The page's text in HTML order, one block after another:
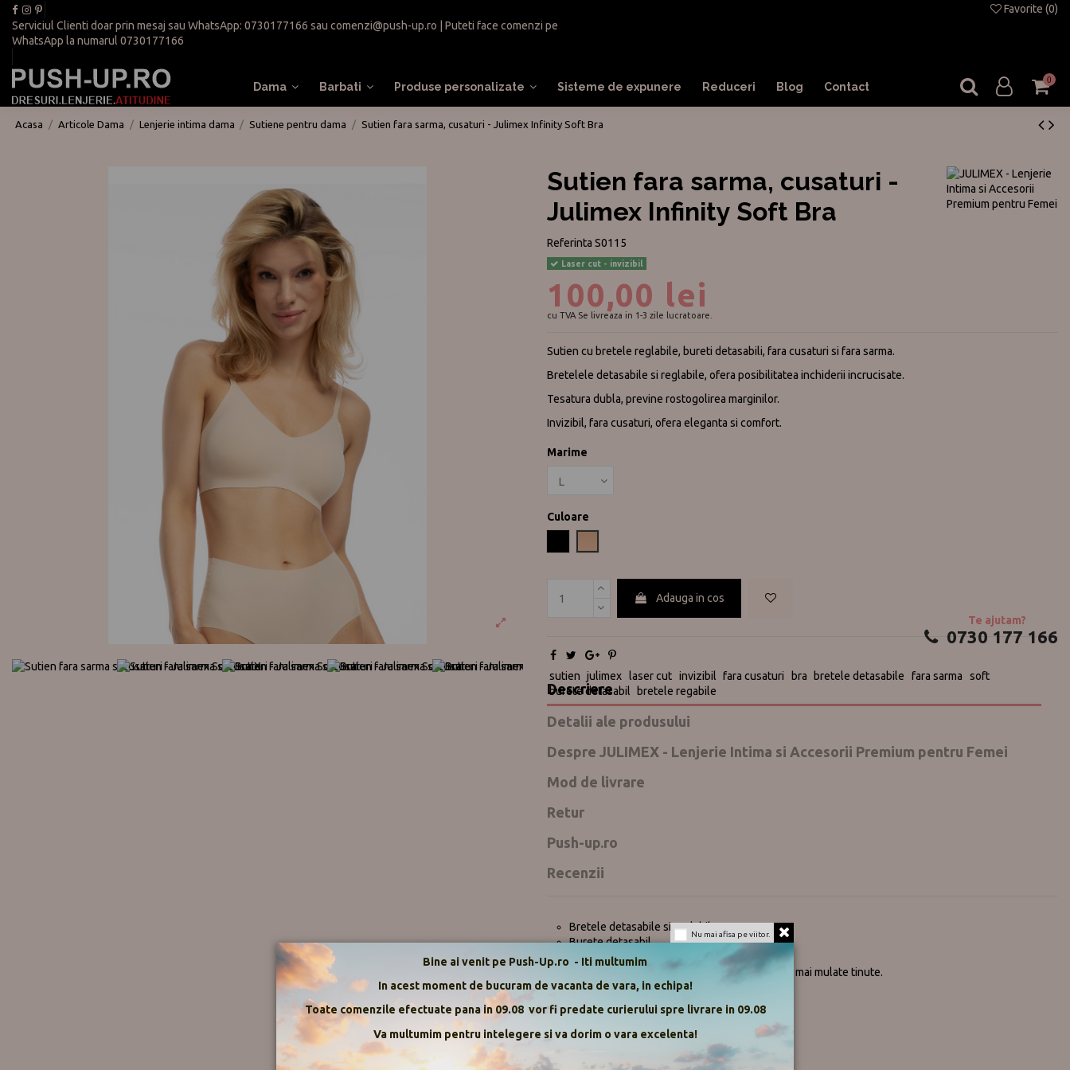
Serviciul Clienti doar prin mesaj sau WhatsApp: 0730177166 sau comenzi@push-up.ro | Puteti face comenzi pe
WhatsApp la numarul 0730177166
Favorite (0)
Dama Barbati Produse personalizate Sisteme de expunere Reduceri Blog Contact
0
Acasa Articole Dama Lenjerie intima dama Sutiene pentru dama Sutien fara sarma, cusaturi - Julimex Infinity Soft Bra
Sutien fara sarma, cusaturi -
Julimex Infinity Soft Bra
Referinta S0115
Laser cut - invizibil
100,00 lei
cu TVA Se livreaza in 1-3 zile lucratoare.
Sutien cu bretele reglabile, bureti detasabili, fara cusaturi si fara sarma.
Bretelele detasabile si reglabile, ofera posibilitatea inchiderii incrucisate.
Tesatura dubla, previne rostogolirea marginilor.
Invizibil, fara cusaturi, ofera eleganta si comfort.
Marime
Culoare
Adauga in cos
sutien julimex laser cut invizibil fara cusaturi bra bretele detasabile fara sarma
soft
burete detasabil
bretele regabile
Te ajutam?
0730 177 166
Descriere
Detalii ale produsului
Despre JULIMEX - Lenjerie Intima si Accesorii Premium pentru Femei
Mod de livrare
Retur
Push-up.ro
Recenzii
Bretele detasabile si reglabile.
Burete detasabil
Fara sarma, comfortabil cu orice tinuta.
Fara cusaturi , practic invizibil chiar si sub cele mai mulate tinute.
Tesatura dubla, previne rostogolirea.
Compozitie : 67% Poliamida, 33% Elastan.
Provenienta: Polonia
Tabel de marimi:
Nu mai afisa pe viitor.
Bine ai venit pe Push-Up.ro - Iti multumim
In acest moment de bucuram de vacanta de vara, in echipa!
Toate comenzile efectuate pana in 09.08 vor fi predate curierului spre livrare in 09.08
Va multumim pentru intelegere si va dorim o vara excelenta!